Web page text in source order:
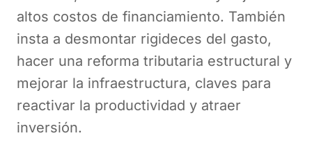
altos costos de financiamiento. También
insta a desmontar rigideces del gasto,
hacer una reforma tributaria estructural y
mejorar la infraestructura, claves para
reactivar la productividad y atraer
inversión.